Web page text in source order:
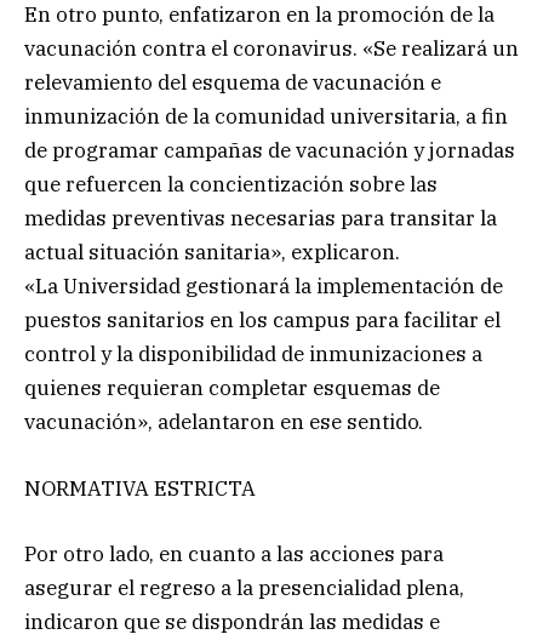
En otro punto, enfatizaron en la promoción de la
vacunación contra el coronavirus. «Se realizará un
relevamiento del esquema de vacunación e
inmunización de la comunidad universitaria, a fin
de programar campañas de vacunación y jornadas
que refuercen la concientización sobre las
medidas preventivas necesarias para transitar la
actual situación sanitaria», explicaron.
«La Universidad gestionará la implementación de
puestos sanitarios en los campus para facilitar el
control y la disponibilidad de inmunizaciones a
quienes requieran completar esquemas de
vacunación», adelantaron en ese sentido.
NORMATIVA ESTRICTA
Por otro lado, en cuanto a las acciones para
asegurar el regreso a la presencialidad plena,
indicaron que se dispondrán las medidas e